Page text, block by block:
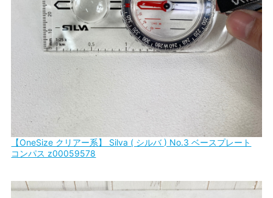
【OneSize クリアー系】 Silva ( シルバ ) No.3 ベースプレート
コンパス z00059578